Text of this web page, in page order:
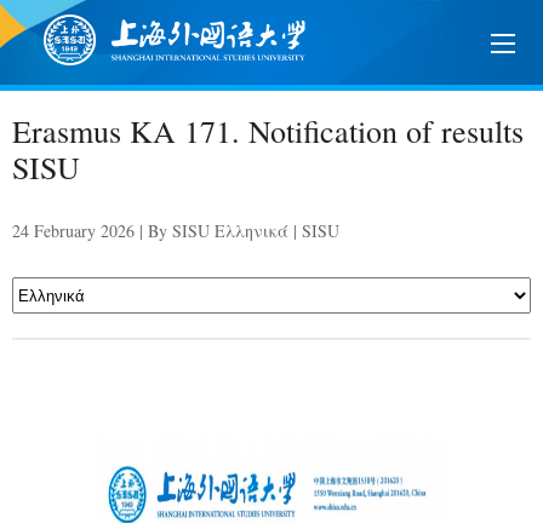
Erasmus KA 171. Notification of results
SISU
24 February 2026 | By SISU Ελληνικά | SISU